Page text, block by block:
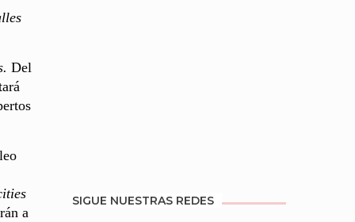
Del
a
SIGUE NUESTRAS REDES